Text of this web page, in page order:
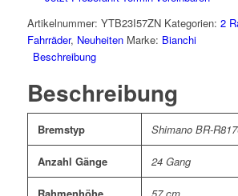
Menge
Artikelnummer: YTB23I57ZN Kategorien: 2
Fahrräder, Neuheiten Marke: Bianchi
Beschreibung
Beschreibung
Bremstyp Shimano BR-
Anzahl Gänge 24 Gang